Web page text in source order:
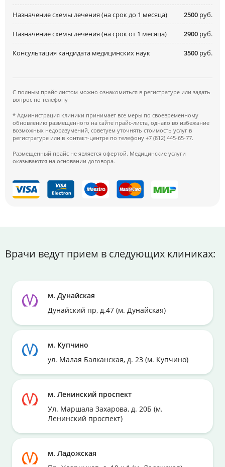
Назначение схемы лечения (на срок до 1 месяца) 2500 руб.
Назначение схемы лечения (на срок от 1 месяца) 2900 руб.
Консультация кандидата медицинских наук 3500 руб.
С полным прайс-листом можно ознакомиться в регистратуре или задать
вопрос по телефону
* Администрация клиники принимает все меры по своевременному
обновлению размещенного на сайте прайс-листа, однако во избежание
возможных недоразумений, советуем уточнять стоимость услуг в
регистратуре или в контакт-центре по телефону +7 (812) 445-65-77.
Размещенный прайс не является офертой. Медицинские услуги
оказываются на основании договора.
Врачи ведут прием в следующих клиниках:
м. Дунайская
Дунайский пр, д.47 (м. Дунайская)
м. Купчино
ул. Малая Балканская, д. 23 (м. Купчино)
м. Ленинский проспект
Ул. Маршала Захарова, д. 20Б (м.
Ленинский проспект)
м. Ладожская